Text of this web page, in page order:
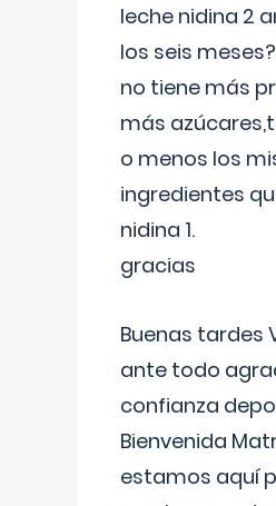
leche nidina 2
los seis
no tiene más
más
o menos los
ingredientes
nidina 1.
gracias
Buenas tardes
ante todo
confianza
Bienvenida
estamos aquí